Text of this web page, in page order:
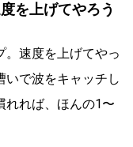
を上げてやろう
。速度を上げてやっ
いで波をキャッチし
れれば、ほんの1〜